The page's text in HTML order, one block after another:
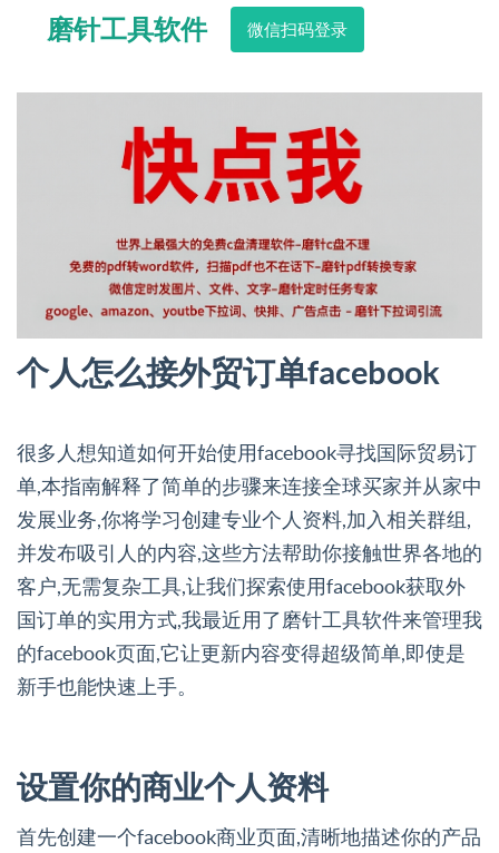
磨针工具软件 微信扫码登录
个人怎么接外贸订单facebook
很多人想知道如何开始使用facebook寻找国际贸易订
单,本指南解释了简单的步骤来连接全球买家并从家中
发展业务,你将学习创建专业个人资料,加入相关群组,
并发布吸引人的内容,这些方法帮助你接触世界各地的
客户,无需复杂工具,让我们探索使用facebook获取外
国订单的实用方式,我最近用了磨针工具软件来管理我
的facebook页面,它让更新内容变得超级简单,即使是
新手也能快速上手。
设置你的商业个人资料
首先创建一个facebook商业页面,清晰地描述你的产品